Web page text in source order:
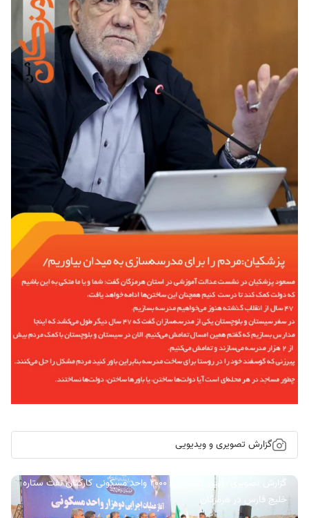
گزارش تصویری و ویدیویی
گزارش تصویری/ آیین کلنگ زنی ۲۰۰۰ واحد مسکونی کارکنان نفت ستاره
خلیج فارس در هرمزگان